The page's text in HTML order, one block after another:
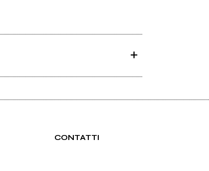
CONTATTI